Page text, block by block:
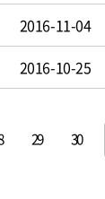
2016-11-04
2016-10-25
29 30